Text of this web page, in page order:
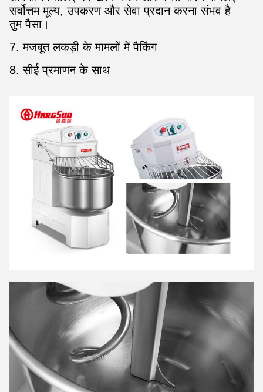
सर्वोत्तम मूल्य, उपकरण और सेवा प्रदान करना संभव है
तुम पैसा।
7. मजबूत लकड़ी के मामलों में पैकिंग
8. सीई प्रमाणन के साथ